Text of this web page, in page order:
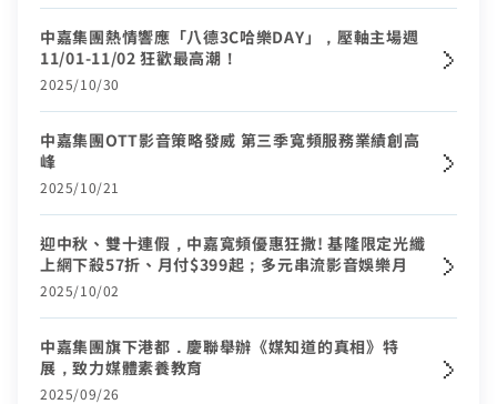
中嘉集團熱情響應「八德3C哈樂DAY」，壓軸主場週
11/01-11/02 狂歡最高潮！
2025/10/30
中嘉集團OTT影音策略發威 第三季寬頻服務業績創高
峰
2025/10/21
迎中秋、雙十連假，中嘉寬頻優惠狂撒! 基隆限定光纖
上網下殺57折、月付$399起；多元串流影音娛樂月
2025/10/02
中嘉集團旗下港都．慶聯舉辦《媒知道的真相》特
展，致力媒體素養教育
2025/09/26
訂戶編號
訂單聯絡電話
驗證碼
身分證字號
聯絡電話 (手機/市話)
驗證碼
您的寬頻合約尚未符合續約資格
合約剩餘6個月內才可進行續約，如要選購更多元豐富的
服務，歡迎前往加值服務訂購。
如對續約有任何問題，前往
您的區域符合光紀元（光纖到府申辦資格），可
享有相同價格的最高品質網路服務
前往申辦
您的居住區域不支援所選速率、請重新選擇
如有疑問請洽詢服務專線 412-8811(手機請加區
我知道了
我知道了
頁面將會轉導至「財政部電子發票整合服務平台」進行
發票載具歸戶作業
去歸戶
你的裝機區域正在進行臨時維修，若你裝置所遇到的問題無
法獲得解決，請前往線上留言留下資料。
線上留言
取消
變更資料
我知道了
中嘉寬頻LINE好友募集中
加入好友並完成手機綁定，​
【專屬服務】
查詢帳單、線上繳費
掃描QR Code完成手機綁定！
點選「點我完成手機綁定」